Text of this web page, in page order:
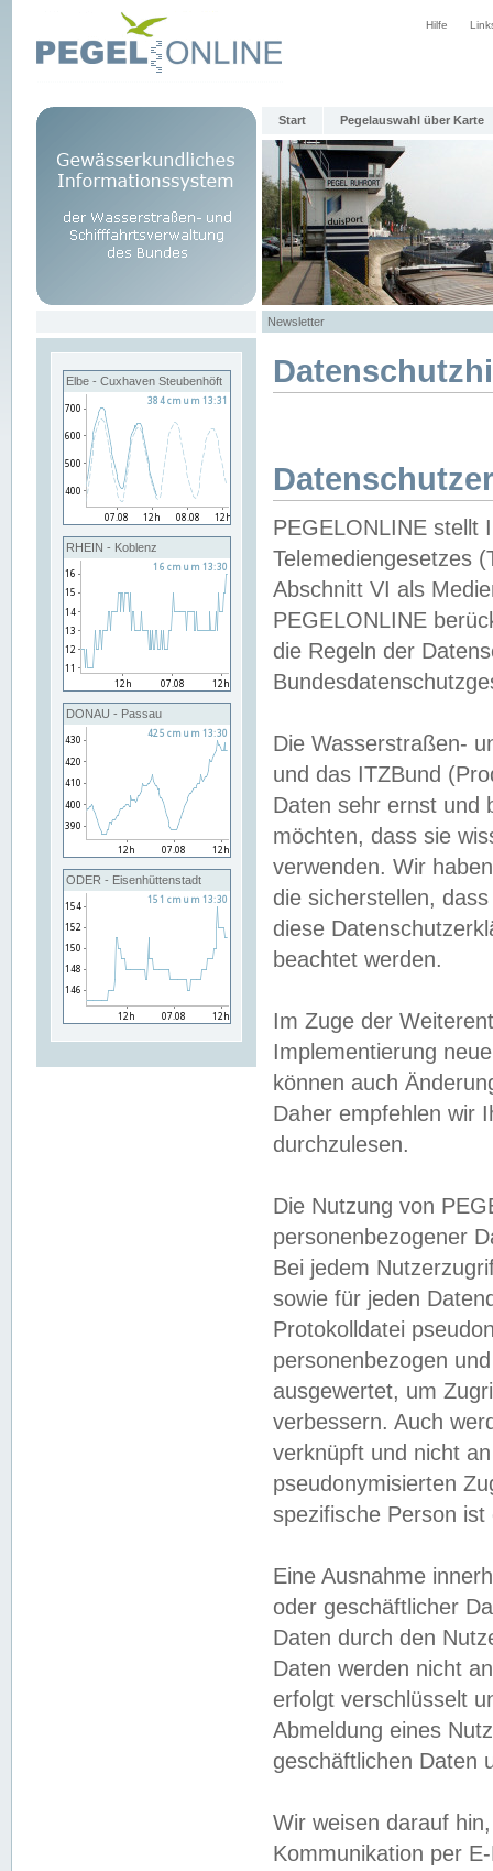
Hilfe
Start Pegelauswahl über Karte
Newsletter
Elbe - Cuxhaven Steubenhöft
RHEIN - Koblenz
DONAU - Passau
ODER - Eisenhüttenstadt
PEGELONLINE stellt
Telemediengesetzes
Abschnitt VI als
PEGELONLINE
die Regeln der
Die Wasserstraßen-
und das ITZBund
Daten sehr ernst und
möchten, dass sie
verwenden. Wir
die sicherstellen,
diese
beachtet werden.
Im Zuge der
Implementierung
können auch
Daher empfehlen wir
durchzulesen.
Die Nutzung von
personenbezogener
Bei jedem
sowie für jeden
Protokolldatei
personenbezogen
ausgewertet, um
verbessern. Auch
verknüpft und nicht
pseudonymisierten
spezifische Person
Eine Ausnahme
oder geschäftlicher
Daten durch den
Daten werden nicht
erfolgt verschlüsselt
Abmeldung eines
geschäftlichen Daten
Wir weisen darauf
Kommunikation per